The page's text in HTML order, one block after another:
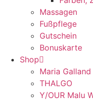
Massagen
Fußpflege
Gutschein
Bonuskarte
Shop
Maria Galland
THALGO
Y/OUR Malu